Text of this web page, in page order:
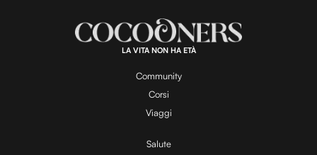
a
y
V
:
1
0
0
.
0
LA VITA NON HA ETÀ
Community
Corsi
Viaggi
Salute